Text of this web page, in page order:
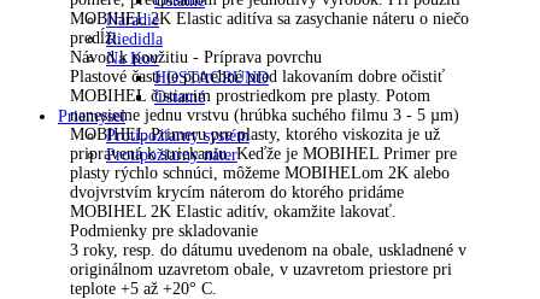
Náradie
Riedidla
Na Kov
HOSTAGRUND
Ostatné
Priemysel
Protipožiarny systém
Protipožiarny náter
MOBIHEL 2K Elastic aditíva sa zasychanie náteru o niečo
predĺži.
Návod k použitiu - Príprava povrchu
Plastové časti je potrebné pred lakovaním dobre očistiť
MOBIHEL čistiacim prostriedkom pre plasty. Potom
nanesieme jednu vrstvu (hrúbka suchého filmu 3 - 5 µm)
MOBIHEL Primeru pre plasty, ktorého viskozita je už
pripravená k striekaniu. Keďže je MOBIHEL Primer pre
plasty rýchlo schnúci, môžeme MOBIHELom 2K alebo
dvojvrstvím krycím náterom do ktorého pridáme
MOBIHEL 2K Elastic aditív, okamžite lakovať.
Podmienky pre skladovanie
3 roky, resp. do dátumu uvedenom na obale, uskladnené v
originálnom uzavretom obale, v uzavretom priestore pri
teplote +5 až +20° C.